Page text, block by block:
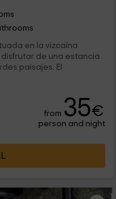
en la vizcaína
de una estancia
paisajes. El
from 35€
person and night